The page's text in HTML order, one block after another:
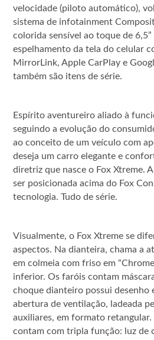
velocidade (piloto automático),
sistema de infotainment
colorida sensível ao toque de
espelhamento da tela do celular
MirrorLink, Apple CarPlay e
também são itens de série.
Espírito aventureiro aliado à
seguindo a evolução do
ao conceito de um veículo com
deseja um carro elegante e
diretriz que nasce o Fox Xtreme.
ser posicionada acima do Fox
tecnologia. Tudo de série.
Visualmente, o Fox Xtreme se
aspectos. Na dianteira, chama a
em colmeia com friso em
inferior. Os faróis contam
choque dianteiro possui desenho
abertura de ventilação, ladeada
auxiliares, em formato retangular.
contam com tripla função: luz de